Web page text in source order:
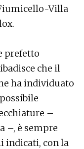
Villa
prefetto
che il
ha individuato
–
–, è sempre
indicati, con la